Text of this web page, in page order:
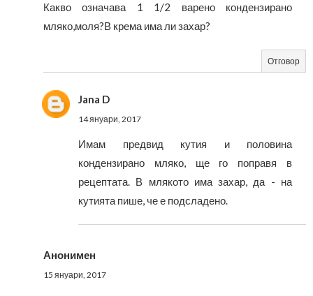
Какво означава 1 1/2 варено кондензирано
мляко,моля?В крема има ли захар?
Отговор
Jana D
14 януари, 2017
Имам предвид кутия и половина
кондензирано мляко, ще го поправя в
рецептата. В млякото има захар, да - на
кутията пише, че е подсладено.
Анонимен
15 януари, 2017